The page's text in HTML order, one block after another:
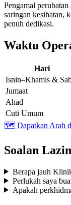
Pengamal
saringan kesihatan,
penuh dedikasi.
Waktu
Hari
Isnin–Khamis &
Jumaat
Ahad
Cuti Umum
🗺️ Dapatkan Arah
Soalan
Berapa jauh
Perlukah saya
Apakah